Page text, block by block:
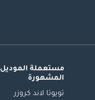
مستعملة الموديل
المشهورة
تويوتا لاند كروزر